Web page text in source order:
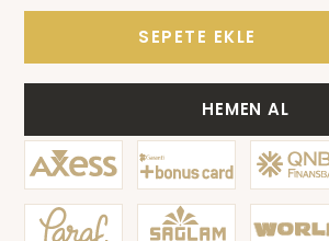
SEPETE EKLE
HEMEN AL